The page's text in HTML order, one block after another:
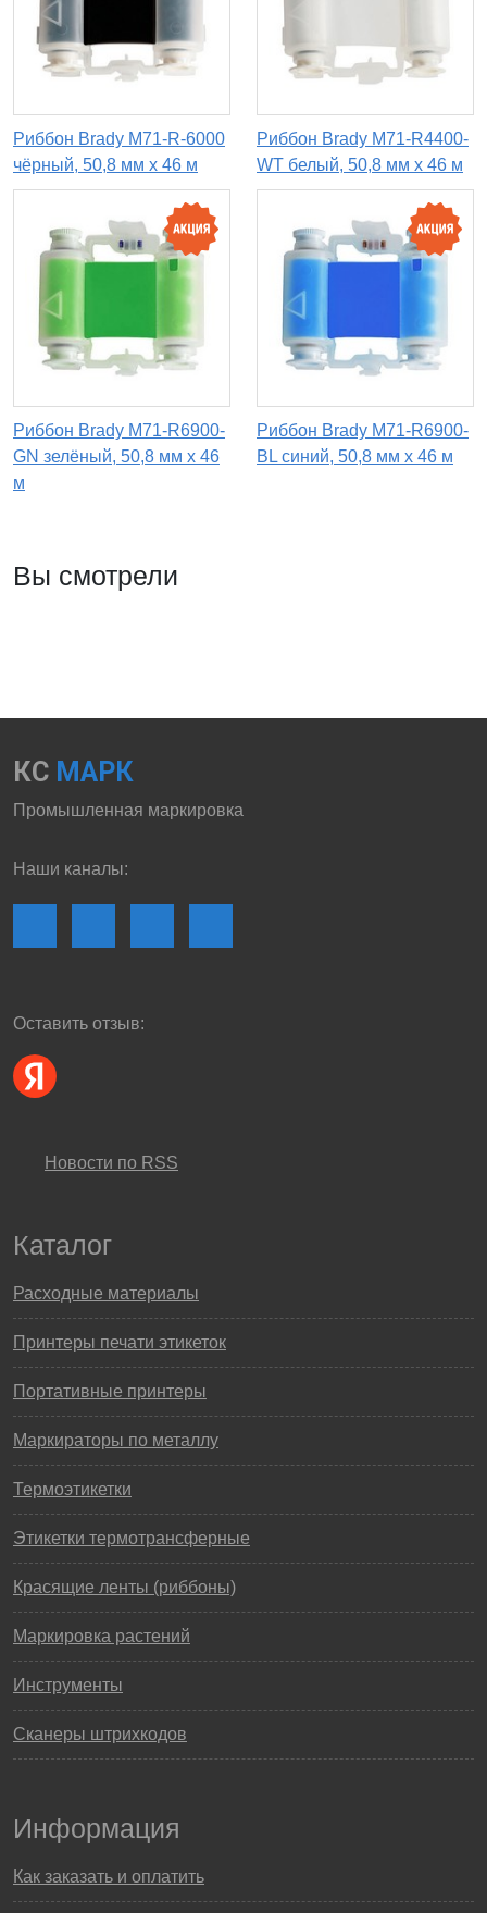
Риббон Brady M71-R-6000
чёрный, 50,8 мм х 46 м
Риббон Brady M71-R4400-
WT белый, 50,8 мм х 46 м
Риббон Brady M71-R6900-
GN зелёный, 50,8 мм х 46
м
Риббон Brady M71-R6900-
BL синий, 50,8 мм х 46 м
Вы смотрели
КС МАРК
Промышленная маркировка
Наши каналы:
Оставить отзыв:
Новости по RSS
Каталог
Расходные материалы
Принтеры печати этикеток
Портативные принтеры
Маркираторы по металлу
Термоэтикетки
Этикетки термотрансферные
Красящие ленты (риббоны)
Маркировка растений
Инструменты
Сканеры штрихкодов
Информация
Как заказать и оплатить